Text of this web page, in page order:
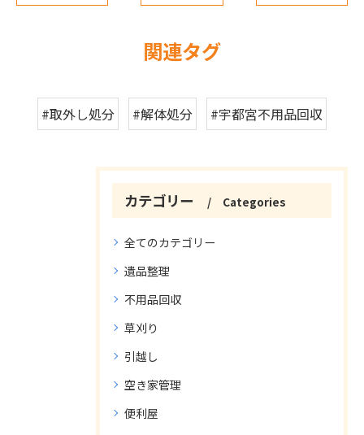
関連タグ
#取外し処分 #解体処分 #宇都宮不用品回収
カテゴリー Categories
全てのカテゴリー
遺品整理
不用品回収
草刈り
引越し
空き家管理
便利屋